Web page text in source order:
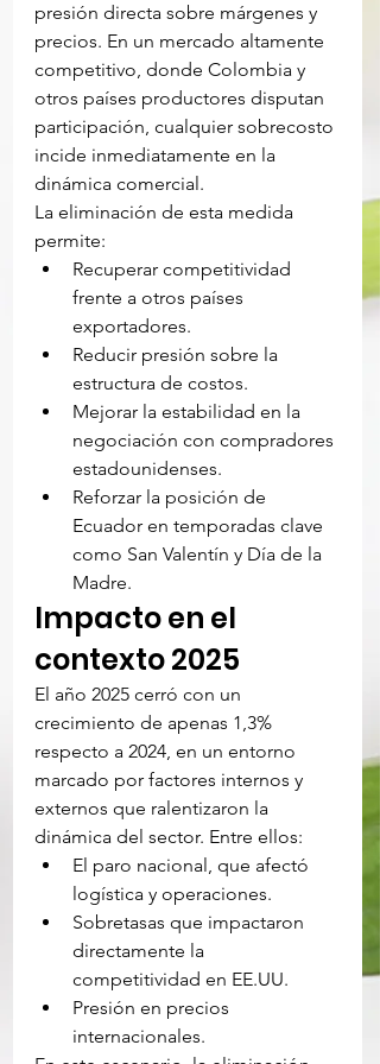
presión directa sobre márgenes y
precios. En un mercado altamente
competitivo, donde Colombia y
otros países productores disputan
participación, cualquier sobrecosto
incide inmediatamente en la
dinámica comercial.
La eliminación de esta medida
permite:
Recuperar competitividad
frente a otros países
exportadores.
Reducir presión sobre la
estructura de costos.
Mejorar la estabilidad en la
negociación con compradores
estadounidenses.
Reforzar la posición de
Ecuador en temporadas clave
como San Valentín y Día de la
Madre.
Impacto en el
contexto 2025
El año 2025 cerró con un
crecimiento de apenas 1,3%
respecto a 2024, en un entorno
marcado por factores internos y
externos que ralentizaron la
dinámica del sector. Entre ellos:
El paro nacional, que afectó
logística y operaciones.
Sobretasas que impactaron
directamente la
competitividad en EE.UU.
Presión en precios
internacionales.